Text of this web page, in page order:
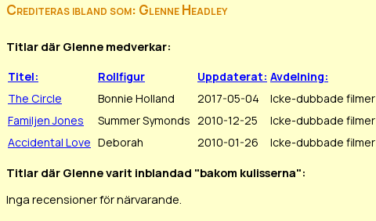
Crediteras ibland som: Glenne Headley
Titlar där Glenne medverkar:
Titel: Rollfigur Uppdaterat: Avdelning:
The Circle
Bonnie Holland 2017-05-04
Icke-dubbade filmer
Familjen Jones
Summer Symonds 2010-12-25
Icke-dubbade filmer
Accidental Love Deborah 2010-01-26 Icke-dubbade filmer
Titlar där Glenne varit inblandad "bakom kulisserna":
Inga recensioner för närvarande.